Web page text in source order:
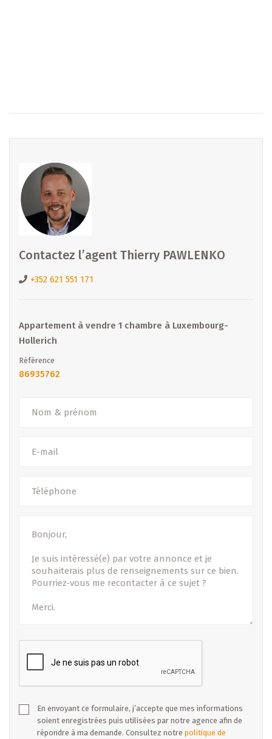
vendre-a-luxembourg-hollerich-86922611
Interesséiert ? Kontaktéiert eis nach haut !
Intéressé ? Contactez-nous dès aujourd’hui !
Interested ? Contact us today !
=============================================
B IMMOBILIER DIEKIRCH et MERL
diekirch@b-immobilier.lu
Tél. : +352 26 81 13 99
B IMMOBILIER – Votre partenaire de confiance pour la
vente, la location et la promotion immobilière au
Luxembourg.
Contactez l’agent Thierry PAWLENKO
+352 621 551 171
Appartement à vendre 1 chambre à Luxembourg-
Hollerich
Référence
86935762
En envoyant ce formulaire, j’accepte que mes informations
soient enregistrées puis utilisées par notre agence afin de
répondre à ma demande. Consultez notre politique de